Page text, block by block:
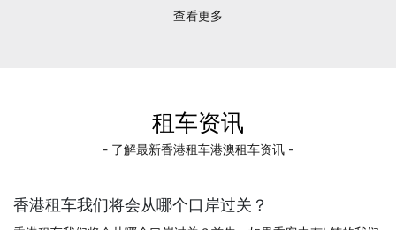
查看更多
租车资讯
- 了解最新香港租车港澳租车资讯 -
香港租车我们将会从哪个口岸过关？